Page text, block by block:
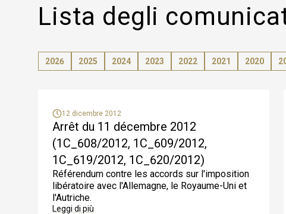
Lista degli
2026 2025 2024 2023 2022 2021 2020
12 dicembre 2012
Arrêt du 11 décembre 2012
(1C_608/2012, 1C_609/2012,
1C_619/2012, 1C_620/2012)
Référendum contre les accords sur l'imposition
libératoire avec l'Allemagne, le Royaume-Uni et
l'Autriche.
Leggi di più